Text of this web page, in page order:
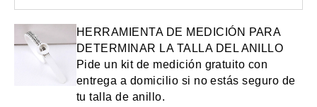
HERRAMIENTA DE MEDICIÓN PARA
DETERMINAR LA TALLA DEL ANILLO
Pide un kit de medición gratuito con
entrega a domicilio si no estás seguro de
tu talla de anillo.